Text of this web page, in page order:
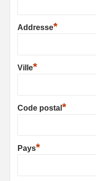
Addresse*
Ville*
Code postal *
Pays*